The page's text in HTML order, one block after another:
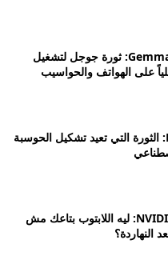
تطوير نماذج Gemma 4 QAT: ثورة جوجل لتشغيل
على الهواتف والحواسيب
NVIDIA RTX Spark: الثورة التي تعيد تشكيل الحوسبة
زلزال NVIDIA RTX Spark: ليه اللابتوب بتاعك مش
النهاردة؟